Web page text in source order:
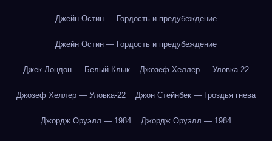
Джейн Остин — Гордость и предубеждение
Джейн Остин — Гордость и предубеждение
Джек Лондон — Белый Клык Джозеф Хеллер — Уловка-22
Джозеф Хеллер — Уловка-22 Джон Стейнбек — Гроздья гнева
Джордж Оруэлл — 1984 Джордж Оруэлл — 1984